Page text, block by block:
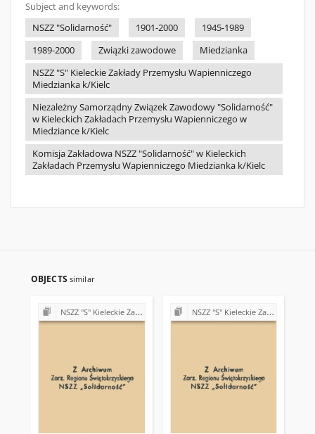
Subject and keywords:
NSZZ "Solidarność"
1901-2000
1945-1989
1989-2000
Związki zawodowe
Miedzianka
NSZZ "S" Kieleckie Zakłady Przemysłu Wapienniczego
Miedzianka k/Kielc
Niezależny Samorządny Związek Zawodowy "Solidarność"
w Kieleckich Zakładach Przemysłu Wapienniczego w
Miedziance k/Kielc
Komisja Zakładowa NSZZ "Solidarność" w Kieleckich
Zakładach Przemysłu Wapienniczego Miedzianka k/Kielc
OBJECTS similar
NSZZ "S" Kieleckie Zakłady Przemysłu Wapienniczego Miedzianka k/Kielc NSZZ "S" Kieleckie Zakłady Przemysłu Wapienniczego Miedzianka k/Kielc